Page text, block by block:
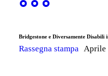
Bridgestone e Diversamente Disabili
Rassegna stampa Aprile